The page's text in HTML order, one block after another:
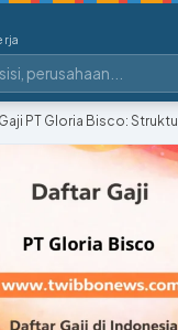
Gaji PT Gloria Bisco: